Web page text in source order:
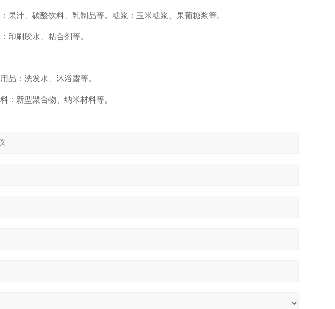
汁、碳酸饮料、乳制品等。糖浆：玉米糖浆、果葡糖浆等。
刷胶水、粘合剂等。
：洗发水、沐浴露等。
新型聚合物、纳米材料等。